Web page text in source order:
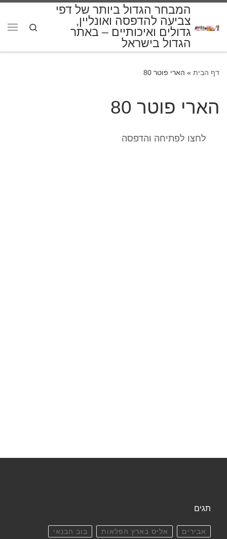
המבחר הגדול ביותר של דפי
צביעה להדפסה ואונליין,
גדולים ואיכותיים – באתר
הגדול בישראל
Search
דף הבית » הארי פוטר 80
הארי פוטר 80
לחצו לפתיחה והדפסה
תגים
אבירים אליס בארץ הפלאות בוב הבנאי